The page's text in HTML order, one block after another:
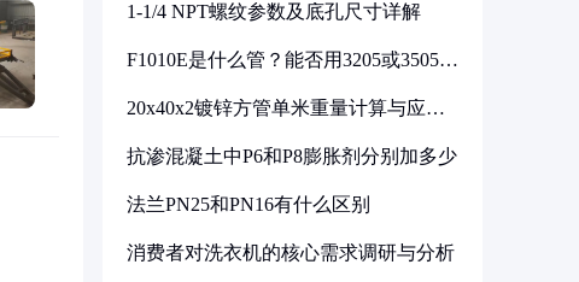
1-1/4 NPT螺纹参数及底孔尺寸详解
F1010E是什么管？能否用3205或3505代
20x40x2镀锌方管单米重量计算与应用
抗渗混凝土中P6和P8膨胀剂分别加多少
法兰PN25和PN16有什么区别
消费者对洗衣机的核心需求调研与分析